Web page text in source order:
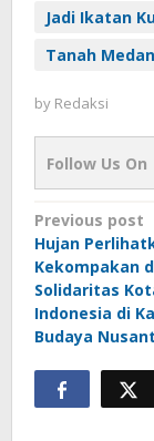
Jadi Ikatan
Tanah Medan
by Redaksi
Follow Us On
Post
Previous post
Hujan
Kekompakan
Solidaritas
Indonesia di
Budaya